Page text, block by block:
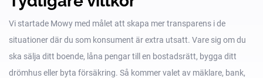
Vi startade Mowy med målet att skapa mer transparens i de
situationer där du som konsument är extra utsatt. Vare sig om du
ska sälja ditt boende, låna pengar till en bostadsrätt, bygga ditt
drömhus eller byta försäkring. Så kommer valet av mäklare, bank,